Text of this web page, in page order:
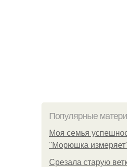
Популярные
Моя семья
"Морюшка
Срезала старую